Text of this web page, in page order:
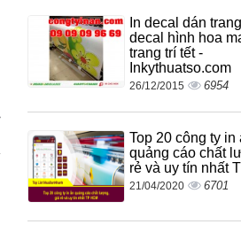
In decal dán
decal hình hoa
trang trí tết -
Inkythuatso.com
26/12/2015 6954
Top 20 công ty in
quảng cáo chất
rẻ và uy tín nhất
21/04/2020 6701